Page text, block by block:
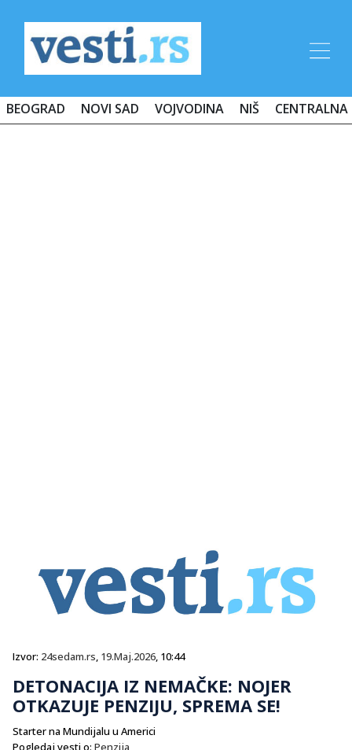
BEOGRAD NOVI SAD VOJVODINA NIŠ CENTRALNA
Izvor: 24sedam.rs, 19.Maj.2026, 10:44
DETONACIJA IZ NEMAČKE: NOJER
OTKAZUJE PENZIJU, SPREMA SE!
Starter na Mundijalu u Americi
Pogledaj vesti o: Penzija